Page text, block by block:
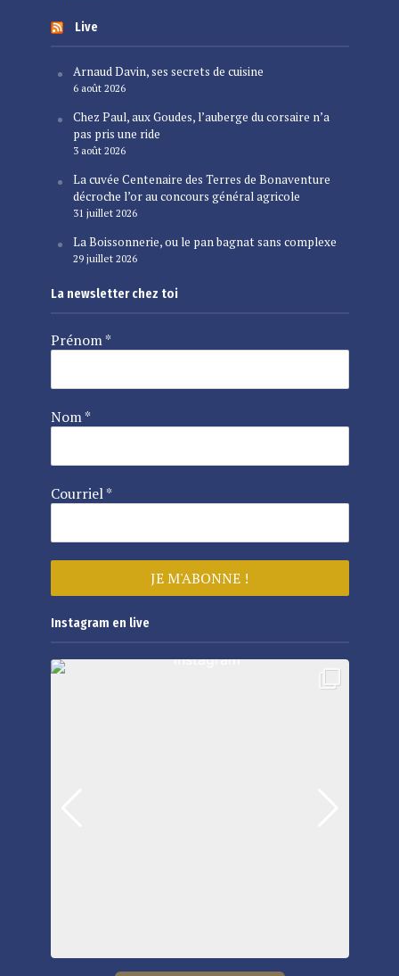
Live
Arnaud Davin, ses secrets de cuisine
6 août 2026
Chez Paul, aux Goudes, l’auberge du corsaire n’a
pas pris une ride
3 août 2026
La cuvée Centenaire des Terres de Bonaventure
décroche l’or au concours général agricole
31 juillet 2026
La Boissonnerie, ou le pan bagnat sans complexe
29 juillet 2026
La newsletter chez toi
Prénom*
Nom*
Courriel*
Instagram en live